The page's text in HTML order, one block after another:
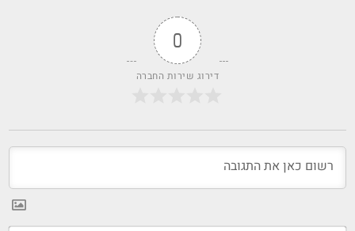
0
דירוג שירות החברה